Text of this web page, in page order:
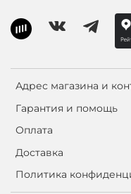
Адрес магазина и
Гарантия и помощь
Оплата
Доставка
Политика